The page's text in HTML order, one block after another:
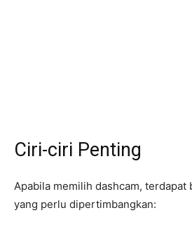
Ciri-ciri Penting
Apabila memilih dashcam,
yang perlu dipertimbangkan: